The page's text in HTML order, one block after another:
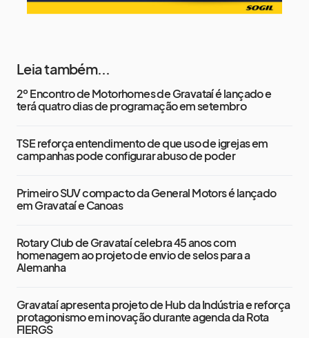
Leia também...
2º Encontro de Motorhomes de Gravataí é lançado e
terá quatro dias de programação em setembro
TSE reforça entendimento de que uso de igrejas em
campanhas pode configurar abuso de poder
Primeiro SUV compacto da General Motors é lançado
em Gravataí e Canoas
Rotary Club de Gravataí celebra 45 anos com
homenagem ao projeto de envio de selos para a
Alemanha
Gravataí apresenta projeto de Hub da Indústria e reforça
protagonismo em inovação durante agenda da Rota
FIERGS